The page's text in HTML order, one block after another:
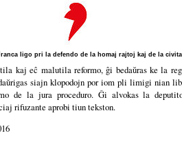
Franca ligo pri la defendo de la homaj rajtoj kaj de la
kaj eĉ malutila reformo, ĝi bedaŭras ke la
siajn klopodojn por iom pli limigi nian
de la jura proceduro. Ĝi alvokas la
rifuzante aprobi tiun tekston.